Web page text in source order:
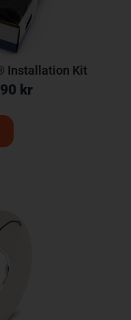
Installation Kit
kr